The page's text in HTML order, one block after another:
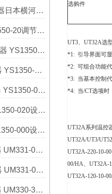
UT150-RN/RET调节器日本横河YOKOGAWA选购指南
UT350-30温控器 UP550-20调节器 日本横河
UT150L-RNERT调节器 YS1350-031设定器 日本横河
UT150L-RNEX调节器 YS1350-030设定器 日本横河
UT150L-RNAL调节器 YS1350-021设定器 日本横河
UP550-21调节器 YS1350-020设定器 日本横河
UP550-11调节器 YS1350-000设定器 日本横河
UT5-001-11-00调节器 UM331-01指示器 日本横河
UT5-001-10-00调节器 UM331-00指示器 日本横河
UT3-000-11-00调节器 UM330-32指示器 日本横河
选购件
UT3、UT32A选
*1: 引导界面可
*2: 可组合功能代
*3: 当基本控制
*4: 当/CT选项时
UT32A系列温控
UT32A/UT3/
UT32A-220-10-
00/HA、UT32A-
UT32A-120-10-